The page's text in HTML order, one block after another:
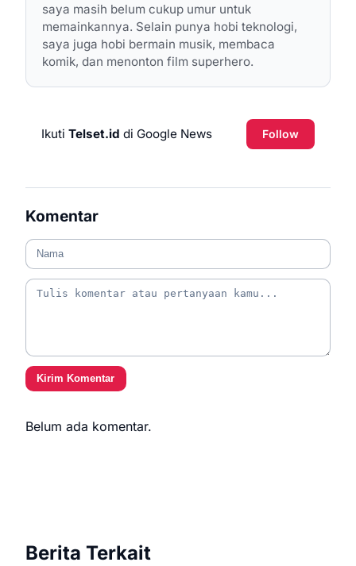
saya masih belum cukup umur untuk
memainkannya. Selain punya hobi teknologi,
saya juga hobi bermain musik, membaca
komik, dan menonton film superhero.
Ikuti Telset.id di Google News Follow
Komentar
Kirim Komentar
Belum ada komentar.
Berita Terkait